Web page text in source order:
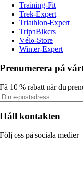
Training-Fit
Trek-Expert
Triathlon-Expert
TripnBikers
Vélo-Store
Winter-Expert
Prenumerera på
Få 10 % rabatt när du
Håll kontakten
Följ oss på sociala medier